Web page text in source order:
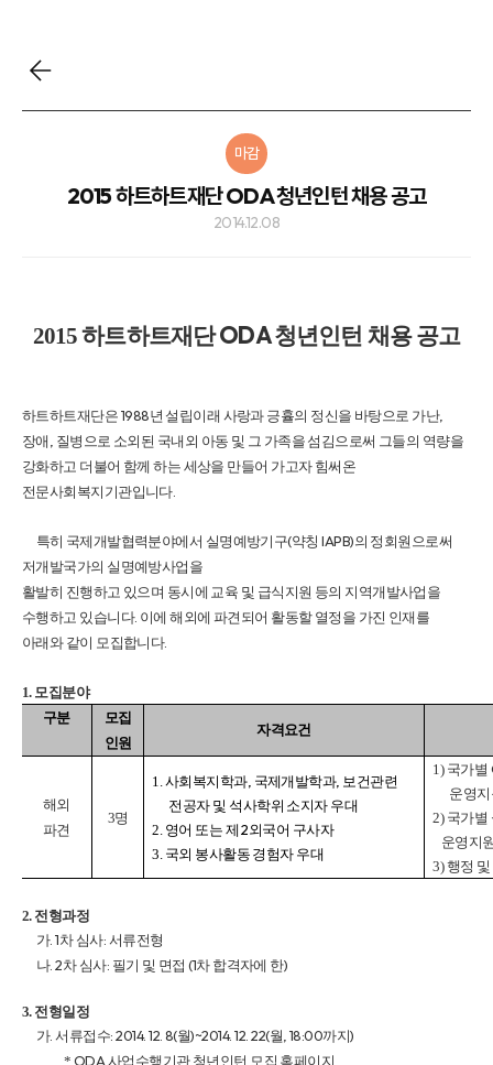
마감
2015 하트하트재단 ODA 청년인턴 채용 공고
2014.12.08
2015하트하트재단ODA청년인턴 채용 공고
하트하트재단은 1988년 설립이래 사랑과 긍휼의 정신을 바탕으로 가난,
장애 질병으로 소외된 국내외 아동 및 그 가족을 섬김으로써 그들의 역량을
강화하고 더불어 함께 하는 세상을 만들어 가고자 힘써온
전문사회복지기관입니다.
특히 국제개발협력분야에서 실명예방기구(약칭 IAPB)의 정회원으로써
저개발국가의 실명예방사업을
활발히 진행하고 있으며 동시에 교육 및 급식지원 등의 지역개발사업을
수행하고 있습니다. 이에 해외에 파견되어 활동할 열정을 가진 인재를
아래와 같이 모집합니다.
1. 모집분야
구분
모집
인원
자격요건
해외
파견
3명
1.사회복지학과, 국제개발학과, 보건관련
전공자 및 석사학위 소지자 우대
2. 영어 또는 제 2외국어 구사자
3. 국외 봉사활동 경험자 우대
1) 국가별
운영
2) 국가별
운영지
3)행정
2. 전형과정
가. 1차 심사: 서류전형
나. 2차 심사: 필기 및 면접 (1차 합격자에 한)
3. 전형일정
가.서류접수: 2014. 12. 8(월)~2014. 12. 22(월 , 18:00까지)
* ODA사업수행기관 청년인턴 모집 홈페이지